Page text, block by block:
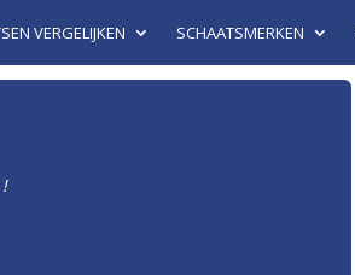
VERGELIJKEN SCHAATSMERKEN
!